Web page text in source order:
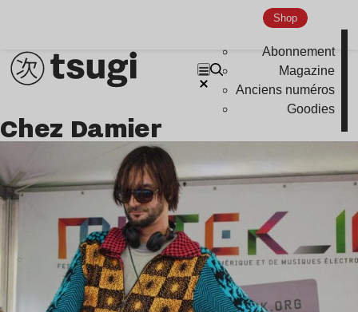
Shop
Abonnement
Magazine
Anciens numéros
Goodies
Chez Damier